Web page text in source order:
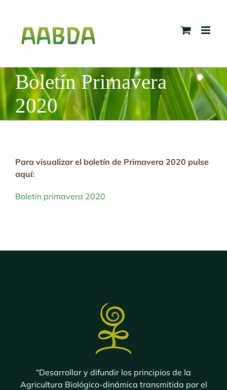
content
Boletín Primavera
2020
Para visualizar el boletín de Primavera 2020 pulse
aquí:
Boletín primavera 2020
“Desarrollar y difundir los principios de la
Agricultura Biológico-dinámica transmitida por el